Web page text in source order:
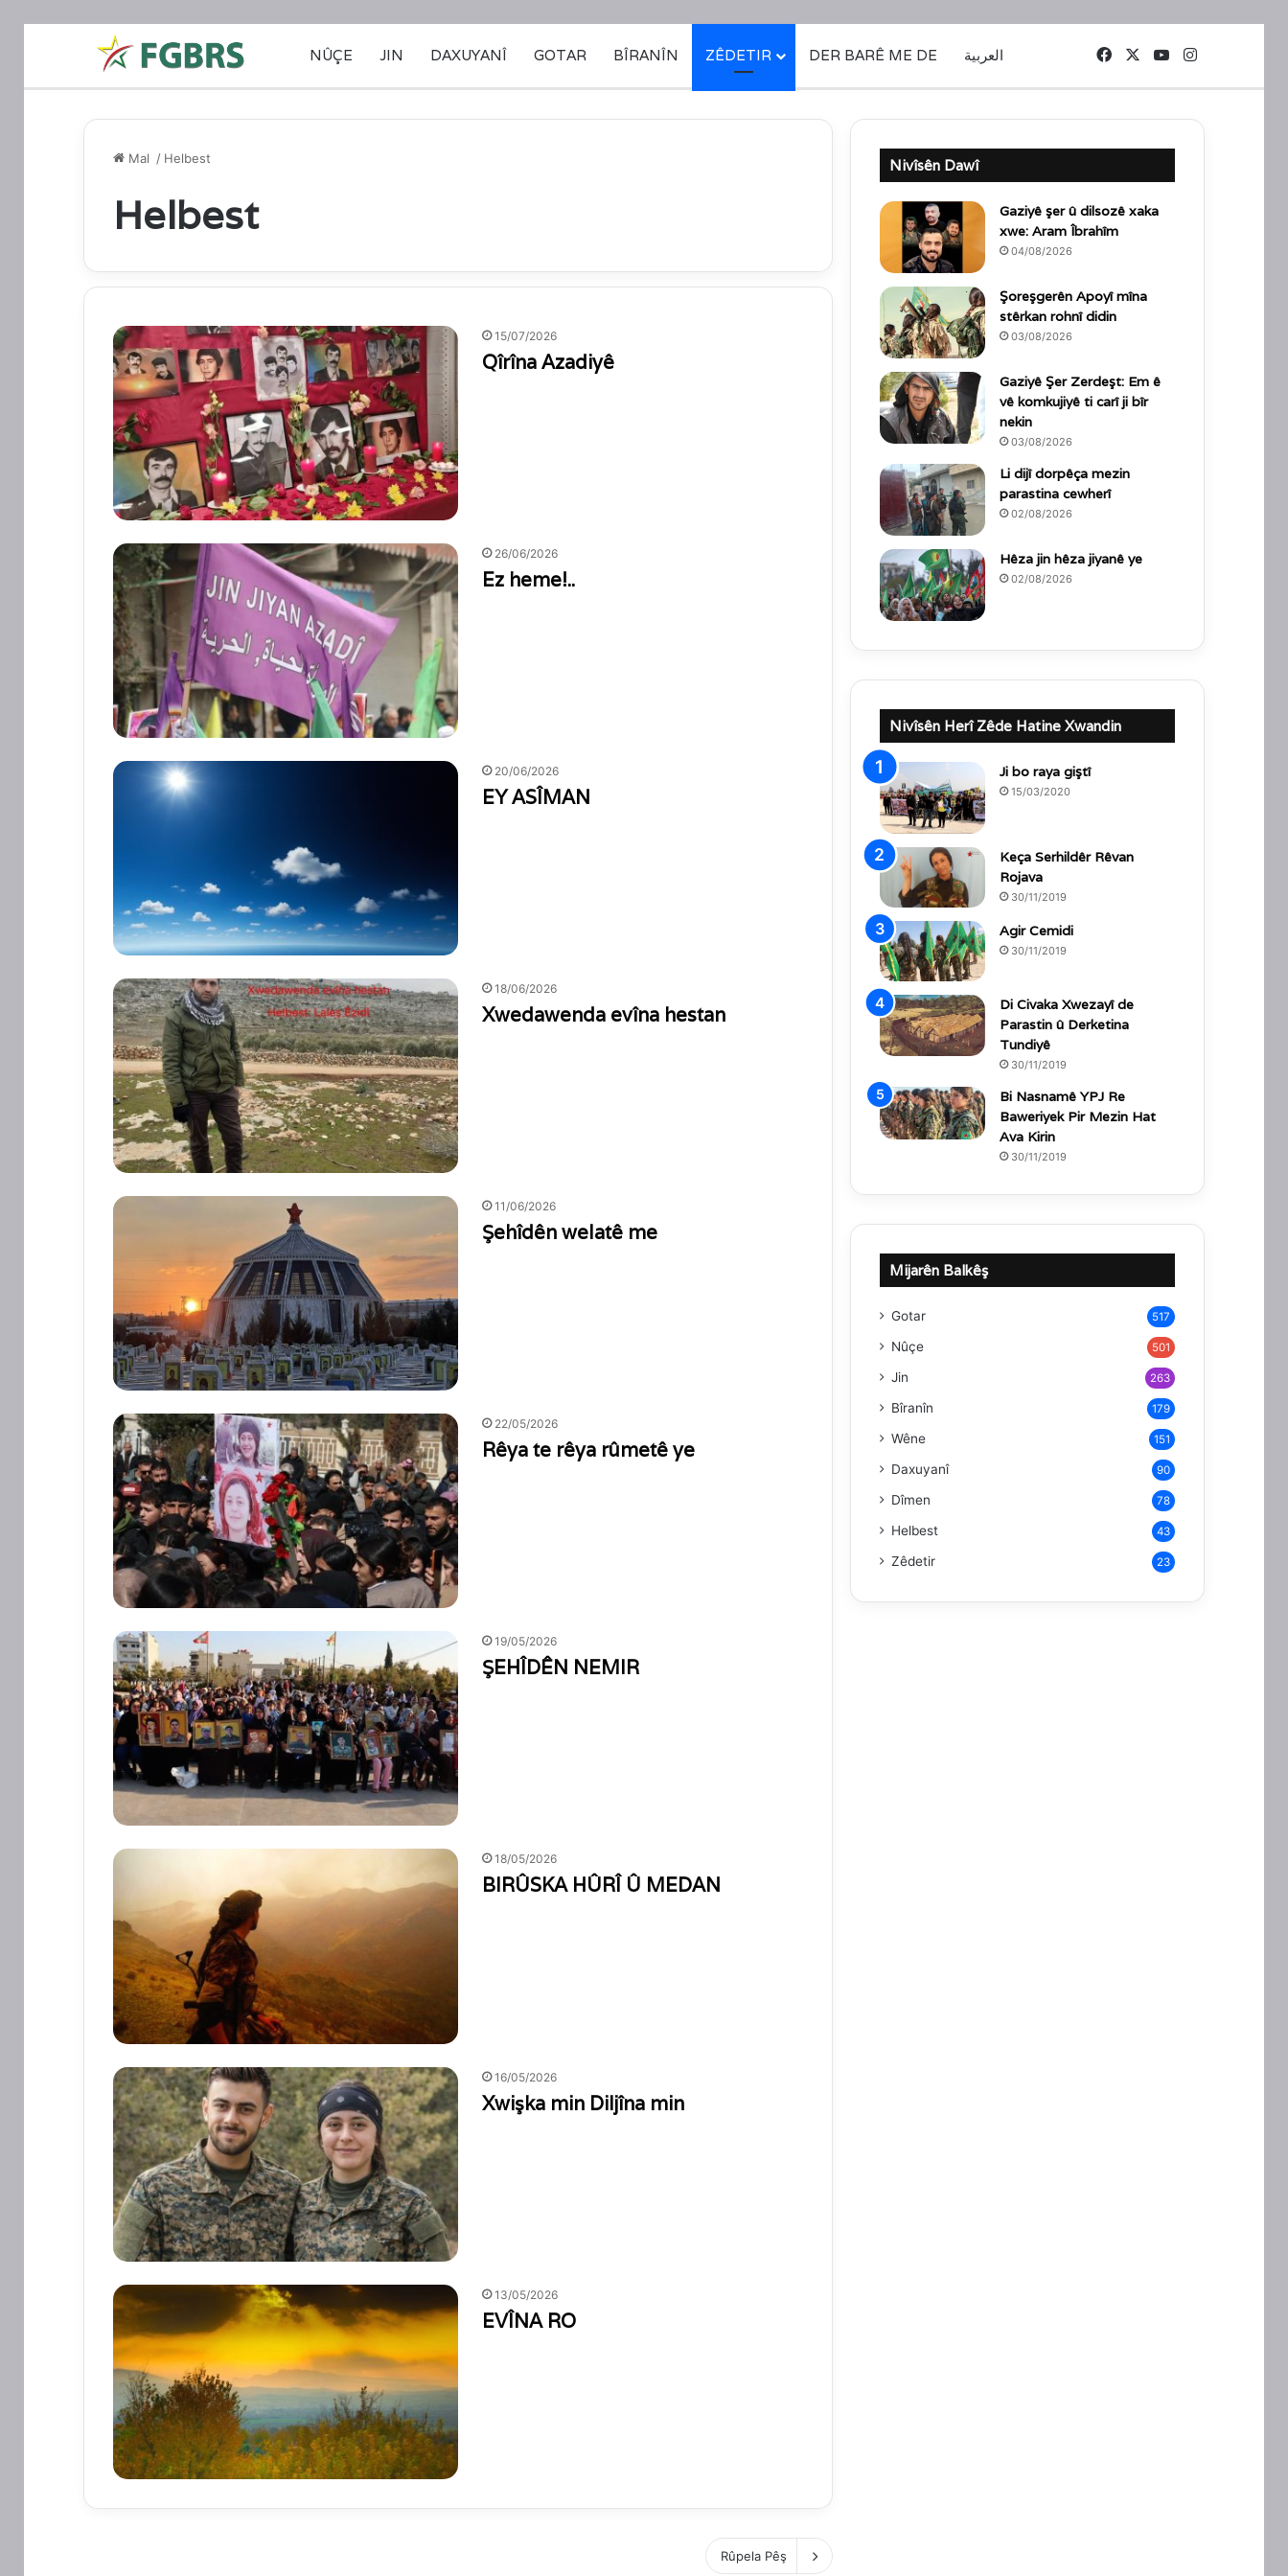
NÛÇE JIN DAXUYANÎ GOTAR BÎRANÎN ZÊDETIR DER BARÊ ME DE العربية FacebookYouTubeInstagram
Mal / Helbest
Helbest
15/07/2026
Qîrîna Azadiyê
26/06/2026
Ez heme!..
20/06/2026
EY ASÎMAN
18/06/2026
Xwedawenda evîna hestan
11/06/2026
Şehîdên welatê me
22/05/2026
Rêya te rêya rûmetê ye
19/05/2026
ŞEHÎDÊN NEMIR
18/05/2026
BIRÛSKA HÛRÎ Û MEDAN
16/05/2026
Xwişka min Diljîna min
13/05/2026
EVÎNA RO
Rûpela Pêş
Nivîsên Dawî
Gaziyê şer û dilsozê xaka
xwe: Aram Îbrahîm
04/08/2026
Şoreşgerên Apoyî mîna
stêrkan rohnî didin
03/08/2026
Gaziyê Şer Zerdeşt: Em ê
vê komkujiyê ti carî ji bîr
nekin
03/08/2026
Li dijî dorpêça mezin
parastina cewherî
02/08/2026
Hêza jin hêza jiyanê ye
02/08/2026
Nivîsên Herî Zêde Hatine Xwandin
Ji bo raya giştî
15/03/2020
Keça Serhildêr Rêvan
Rojava
30/11/2019
Agir Cemidi
30/11/2019
Di Civaka Xwezayî de
Parastin û Derketina
Tundiyê
30/11/2019
Bi Nasnamê YPJ Re
Baweriyek Pir Mezin Hat
Ava Kirin
30/11/2019
Mijarên Balkêş
Gotar 517
Nûçe 501
Jin 263
Bîranîn 179
Wêne 151
Daxuyanî 90
Dîmen 78
Helbest 43
Zêdetir 23